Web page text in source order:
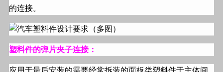
的连接。
塑料件的弹片夹子连接：
应用于最后安装的需要经常拆装的面板类塑料件于主体间